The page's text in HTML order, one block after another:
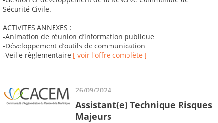
Sécurité Civile.
ACTIVITES ANNEXES :
-Animation de réunion d’information publique
-Développement d’outils de communication
-Veille règlementaire [ voir l'offre complète ]
26/09/2024
Assistant(e) Technique Risques
Majeurs